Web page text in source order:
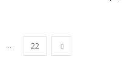
... 22